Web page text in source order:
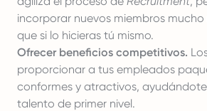
incorporar nuevos miembros
que si lo hicieras tú mismo.
Ofrecer beneficios competitivos.
proporcionar a tus empleados
conformes y atractivos,
talento de primer nivel.